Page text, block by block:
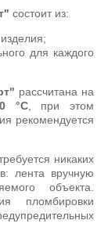
состоит из:
для каждого
рассчитана на
°C, при этом
рекомендуется
никаких
лента вручную
объекта.
пломбировки